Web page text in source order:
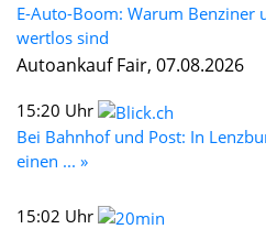
E-Auto-Boom: Warum Benziner
wertlos sind
Autoankauf Fair, 07.08.2026
15:20 Uhr
Bei Bahnhof und Post: In
einen ... »
15:02 Uhr